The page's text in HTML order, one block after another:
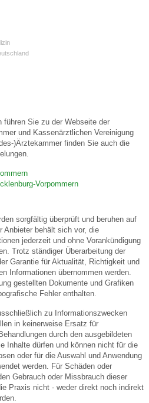
führen Sie zu der Webseite der
und Kassenärztlichen Vereinigung
)Ärztekammer finden Sie auch die
Vorpommern
sorgfältig überprüft und beruhen auf
Anbieter behält sich vor, die
jederzeit und ohne Vorankündigung
Trotz ständiger Überarbeitung der
Garantie für Aktualität, Richtigkeit und
Informationen übernommen werden.
gestellten Dokumente und Grafiken
Fehler enthalten.
zu Informationszwecken
in keinerweise Ersatz für
durch den ausgebildeten
Inhalte dürfen und können nicht für die
oder für die Auswahl und Anwendung
werden. Für Schäden oder
Gebrauch oder Missbrauch dieser
Praxis nicht - weder direkt noch indirekt